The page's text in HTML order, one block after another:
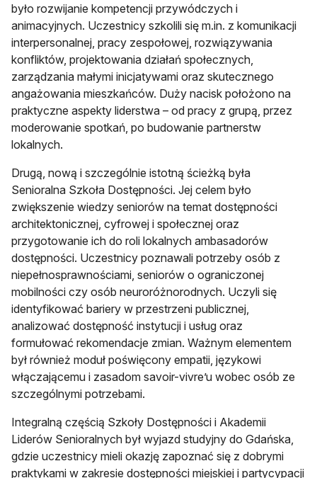
było rozwijanie kompetencji przywódczych i
animacyjnych. Uczestnicy szkolili się m.in. z komunikacji
interpersonalnej, pracy zespołowej, rozwiązywania
konfliktów, projektowania działań społecznych,
zarządzania małymi inicjatywami oraz skutecznego
angażowania mieszkańców. Duży nacisk położono na
praktyczne aspekty liderstwa – od pracy z grupą, przez
moderowanie spotkań, po budowanie partnerstw
lokalnych.
Drugą, nową i szczególnie istotną ścieżką była
Senioralna Szkoła Dostępności. Jej celem było
zwiększenie wiedzy seniorów na temat dostępności
architektonicznej, cyfrowej i społecznej oraz
przygotowanie ich do roli lokalnych ambasadorów
dostępności. Uczestnicy poznawali potrzeby osób z
niepełnosprawnościami, seniorów o ograniczonej
mobilności czy osób neuroróżnorodnych. Uczyli się
identyfikować bariery w przestrzeni publicznej,
analizować dostępność instytucji i usług oraz
formułować rekomendacje zmian. Ważnym elementem
był również moduł poświęcony empatii, językowi
włączającemu i zasadom savoir-vivre’u wobec osób ze
szczególnymi potrzebami.
Integralną częścią Szkoły Dostępności i Akademii
Liderów Senioralnych był wyjazd studyjny do Gdańska,
gdzie uczestnicy mieli okazję zapoznać się z dobrymi
praktykami w zakresie dostępności miejskiej i partycypacji